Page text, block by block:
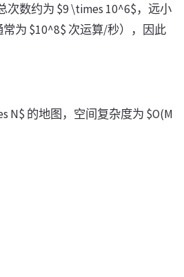
次数约为 $9 \times 10^6$，远小
为 $10^8$ 次运算/秒），因此
N$ 的地图，空间复杂度为 $O(M